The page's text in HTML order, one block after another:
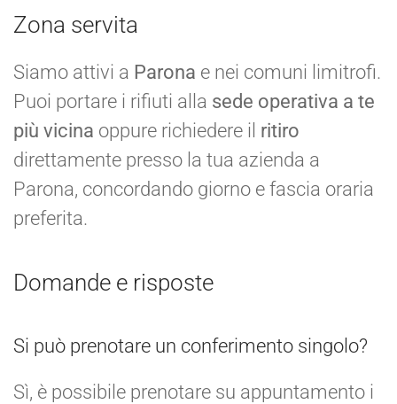
Zona servita
Siamo attivi a Parona e nei comuni limitrofi.
Puoi portare i rifiuti alla sede operativa a te
più vicina oppure richiedere il ritiro
direttamente presso la tua azienda a
Parona, concordando giorno e fascia oraria
preferita.
Domande e risposte
Si può prenotare un conferimento singolo?
Sì, è possibile prenotare su appuntamento i